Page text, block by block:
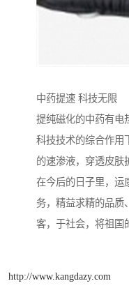
中药提速 科技无限
提纯磁化的中药有电
科技技术的综合作用
的速渗液，穿透皮肤
在今后的日子里，运
务，精益求精的品质
客，于社会，将祖国
http://www.kangdazy.com